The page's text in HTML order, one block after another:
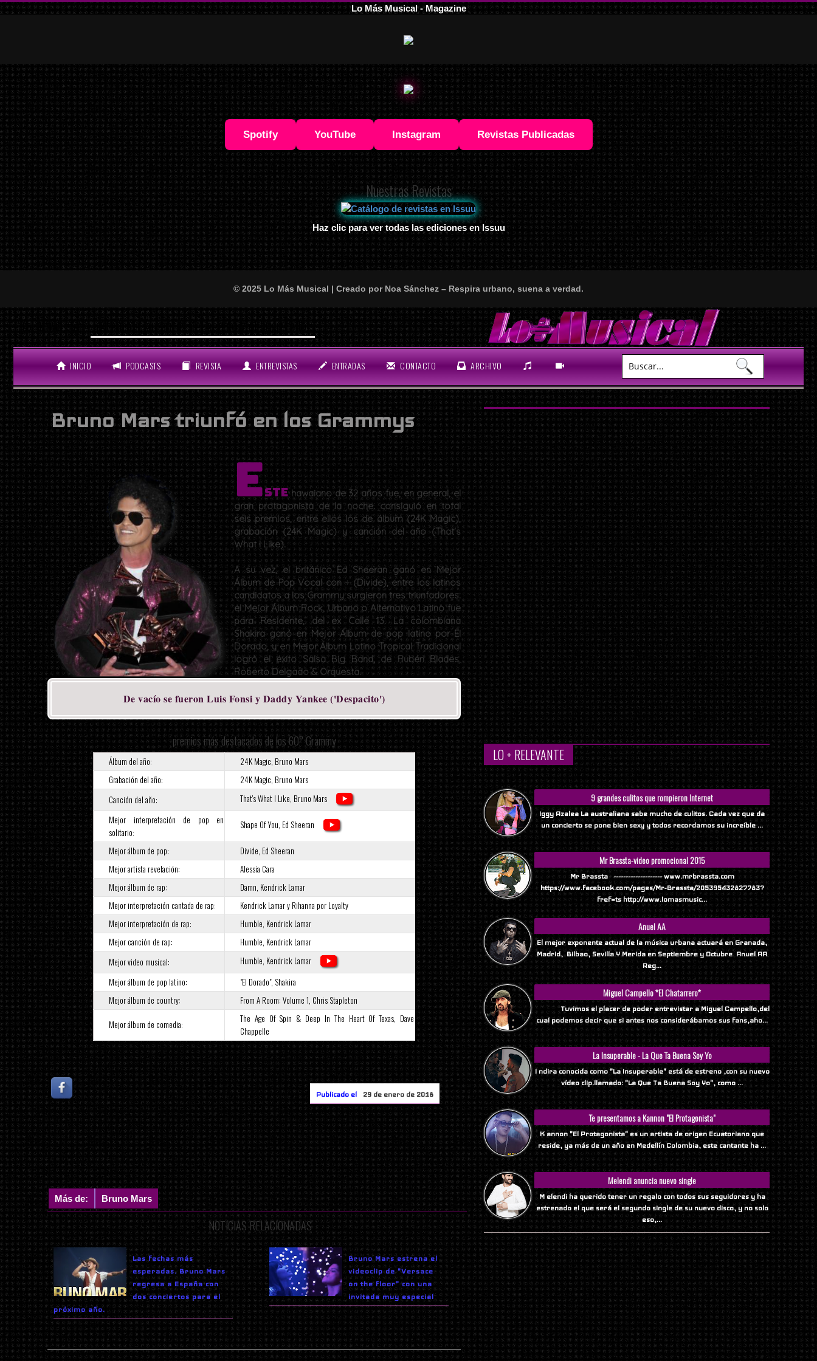
Lo Más Musical - Magazine
Spotify YouTube Instagram Revistas Publicadas
Nuestras Revistas
Haz clic para ver todas las ediciones en Issuu
© 2025 Lo Más Musical | Creado por Noa Sánchez – Respira urbano, suena a verdad.
LO ÚLTIMO Will
INICIO PODCASTS REVISTA ENTREVISTAS ENTRADAS CONTACTO ARCHIVO
Bruno Mars triunfó en los Grammys
Estehawaiano de 32 años fue, en general, el
gran protagonista de la noche. consiguió en total
seis premios, entre ellos los de álbum (24K Magic),
grabación (24K Magic) y canción del año (That's
What I Like).
A su vez, el británico Ed Sheeran ganó en Mejor
Álbum de Pop Vocal con ÷ (Divide), entre los latinos
candidatos a los Grammy surgieron tres triunfadores:
el Mejor Álbum Rock, Urbano o Alternativo Latino fue
para Residente, del ex Calle 13. La colombiana
Shakira ganó en Mejor Álbum de pop latino por El
Dorado, y en Mejor Álbum Latino Tropical Tradicional
logró el éxito Salsa Big Band, de Rubén Blades,
Roberto Delgado & Orquesta.
De vacío se fueron Luis Fonsi y Daddy Yankee ('Despacito')
premios más destacados de los 60° Grammy
Álbum del año:
24K Magic, Bruno Mars
Grabación del año:
24K Magic, Bruno Mars
Canción del año:
That's What I Like, Bruno Mars
Mejor interpretación de pop en
solitario:
Shape Of You, Ed Sheeran
Mejor álbum de pop:
Divide, Ed Sheeran
Mejor artista revelación:
Alessia Cara
Mejor álbum de rap:
Damn, Kendrick Lamar
Mejor interpretación cantada de rap:
Kendrick Lamar y Rihanna por Loyalty
Mejor interpretación de rap:
Humble, Kendrick Lamar
Mejor canción de rap:
Humble, Kendrick Lamar
Mejor video musical:
Humble, Kendrick Lamar
Mejor álbum de pop latino:
"El Dorado", Shakira
Mejor álbum de country:
From A Room: Volume 1, Chris Stapleton
Mejor álbum de comedia:
The Age Of Spin & Deep In The Heart Of Texas, Dave
Chappelle
Publicado el 29 de enero de 2018
Más de: Bruno Mars
NOTICIAS RELACIONADAS
Las fechas más
esperadas. Bruno Mars
regresa a España con
dos conciertos para el
próximo año.
Bruno Mars estrena el
videoclip de "Versace
on the floor" con una
invitada muy especial
LO + RELEVANTE
9 grandes culitos que rompieron Internet
Iggy Azalea La australiana sabe mucho de culitos. Cada vez que da
un concierto se pone bien sexy y todos recordamos su increíble ...
Mr Brassta-video promocional 2015
Mr Brassta -------------------- www.mrbrassta.com
https://www.facebook.com/pages/Mr-Brassta/205395432827783?
fref=ts http://www.lomasmusic...
Anuel AA
El mejor exponente actual de la música urbana actuará en Granada,
Madrid, Bilbao, Sevilla Y Merida en Septiembre y Octubre Anuel AA
Reg...
Miguel Campello *El Chatarrero*
Tuvimos el placer de poder entrevistar a Miguel Campello,del
cual podemos decir que si antes nos considerábamos sus fans,aho...
La Insuperable - La Que Ta Buena Soy Yo
I ndira conocida como "La Insuperable" está de estreno ,con su nuevo
vídeo clip.llamado: "La Que Ta Buena Soy Yo", como ...
Te presentamos a Kannon "El Protagonista"
K annon "El Protagonista" es un artista de origen Ecuatoriano que
reside, ya más de un año en Medellín Colombia, este cantante ha ...
Melendi anuncia nuevo single
M elendi ha querido tener un regalo con todos sus seguidores y ha
estrenado el que será el segundo single de su nuevo disco, y no solo
eso,...